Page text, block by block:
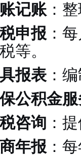
记账：
申报：
等。
报表：
公积金
咨询 ：
年报：